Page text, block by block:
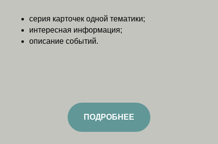
серия карточек одной тематики;
интересная информация;
описание событий.
ПОДРОБНЕЕ